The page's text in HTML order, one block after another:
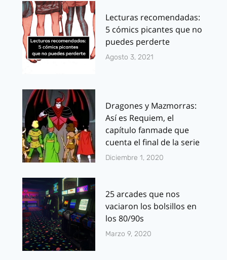
Lecturas recomendadas:
5 cómics picantes que no
puedes perderte
Agosto 3, 2021
Dragones y Mazmorras:
Así es Requiem, el
capítulo fanmade que
cuenta el final de la serie
Diciembre 1, 2020
25 arcades que nos
vaciaron los bolsillos en
los 80/90s
Marzo 9, 2020